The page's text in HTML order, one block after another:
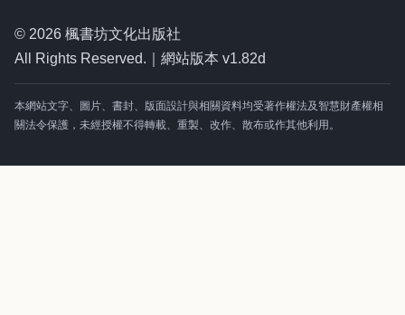
© 2026 楓書坊文化出版社
All Rights Reserved.｜網站版本 v1.82d
本網站文字、圖片、書封、版面設計與相關資料均受著作權法及智慧財產權相
關法令保護，未經授權不得轉載、重製、改作、散布或作其他利用。